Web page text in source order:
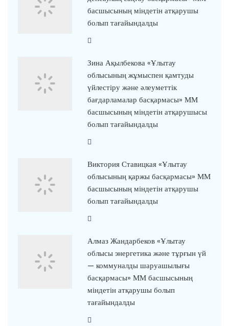
басшысының міндетін атқарушы
болып тағайындалды
Зина Ақылбекова «Ұлытау
облысының жұмыспен қамтуды
үйлестіру және әлеуметтік
бағдарламалар басқармасы» ММ
басшысының міндетін атқарушысы
болып тағайындалды
Виктория Ставицкая «Ұлытау
облысының қаржы басқармасы» ММ
басшысының міндетін атқарушы
болып тағайындалды
Алмаз Жандарбеков «Ұлытау
облысы энергетика және тұрғын үй
— коммуналды шаруашылығы
басқармасы» ММ басшысының
міндетін атқарушы болып
тағайындалды